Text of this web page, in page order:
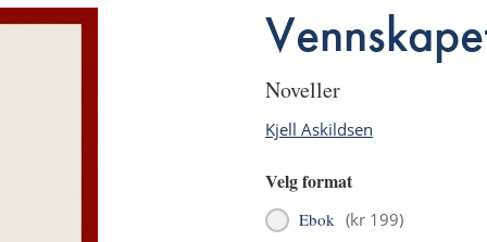
noveller
Kjell Askildsen
Velg format
Ebok (kr 199)